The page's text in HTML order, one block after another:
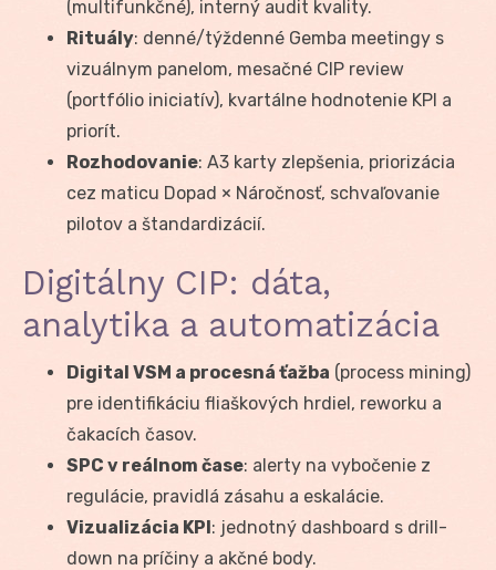
(multifunkčné), interný audit kvality.
Rituály: denné/týždenné Gemba meetingy s
vizuálnym panelom, mesačné CIP review
(portfólio iniciatív), kvartálne hodnotenie KPI a
priorít.
Rozhodovanie: A3 karty zlepšenia, priorizácia
cez maticu Dopad × Náročnosť, schvaľovanie
pilotov a štandardizácií.
Digitálny CIP: dáta,
analytika a automatizácia
Digital VSM a procesná ťažba (process mining)
pre identifikáciu fliaškových hrdiel, reworku a
čakacích časov.
SPC v reálnom čase: alerty na vybočenie z
regulácie, pravidlá zásahu a eskalácie.
Vizualizácia KPI: jednotný dashboard s drill-
down na príčiny a akčné body.